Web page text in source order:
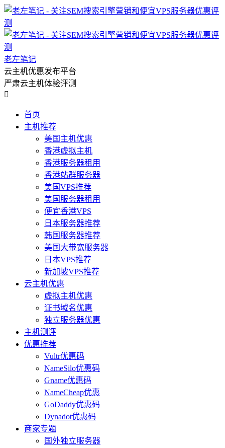
老左笔记
云主机优惠发布平台
严肃云主机体验评测

首页
主机推荐
美国主机优惠
香港虚拟主机
香港服务器租用
香港站群服务器
美国VPS推荐
美国服务器租用
便宜香港VPS
日本服务器推荐
韩国服务器推荐
美国大带宽服务器
日本VPS推荐
新加坡VPS推荐
云主机优惠
虚拟主机优惠
证书域名优惠
独立服务器优惠
主机测评
优惠推荐
Vultr优惠码
NameSilo优惠码
Gname优惠码
NameCheap优惠
GoDaddy优惠码
Dynadot优惠码
商家专题
国外独立服务器